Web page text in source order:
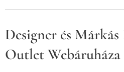
Designer és
Outlet Webáruháza